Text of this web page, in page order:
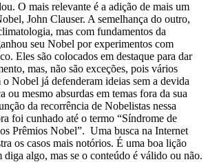
O mais relevante é a adição de mais um
John Clauser. A semelhança do outro,
mas com fundamentos da
seu Nobel por experimentos com
Eles são colocados em destaque para dar
mas, não são exceções, pois vários
Nobel já defenderam ideias sem a devida
ou mesmo absurdas em temas fora da sua
da recorrência de Nobelistas nessa
foi cunhado até o termo “Síndrome de
Prêmios Nobel”. Uma busca na Internet
os casos mais notórios. É uma boa lição
diga algo, mas se o conteúdo é válido ou não.